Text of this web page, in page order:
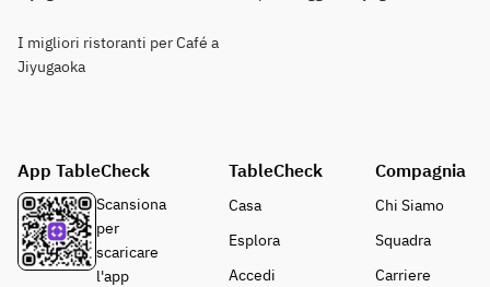
I migliori ristoranti per Café a
Jiyugaoka
App TableCheck
Scansiona
per
scaricare
l'app
TableCheck
Casa
Esplora
Accedi
Compagnia
Chi Siamo
Squadra
Carriere